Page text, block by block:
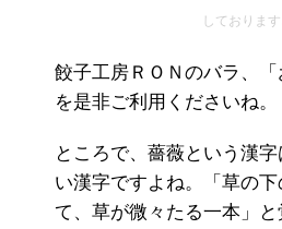
しております
餃子工房ＲＯＮのバラ、「
を是非ご利用くださいね。
ところで、薔薇という漢
い漢字ですよね。「草の
て、草が微々たる一本」